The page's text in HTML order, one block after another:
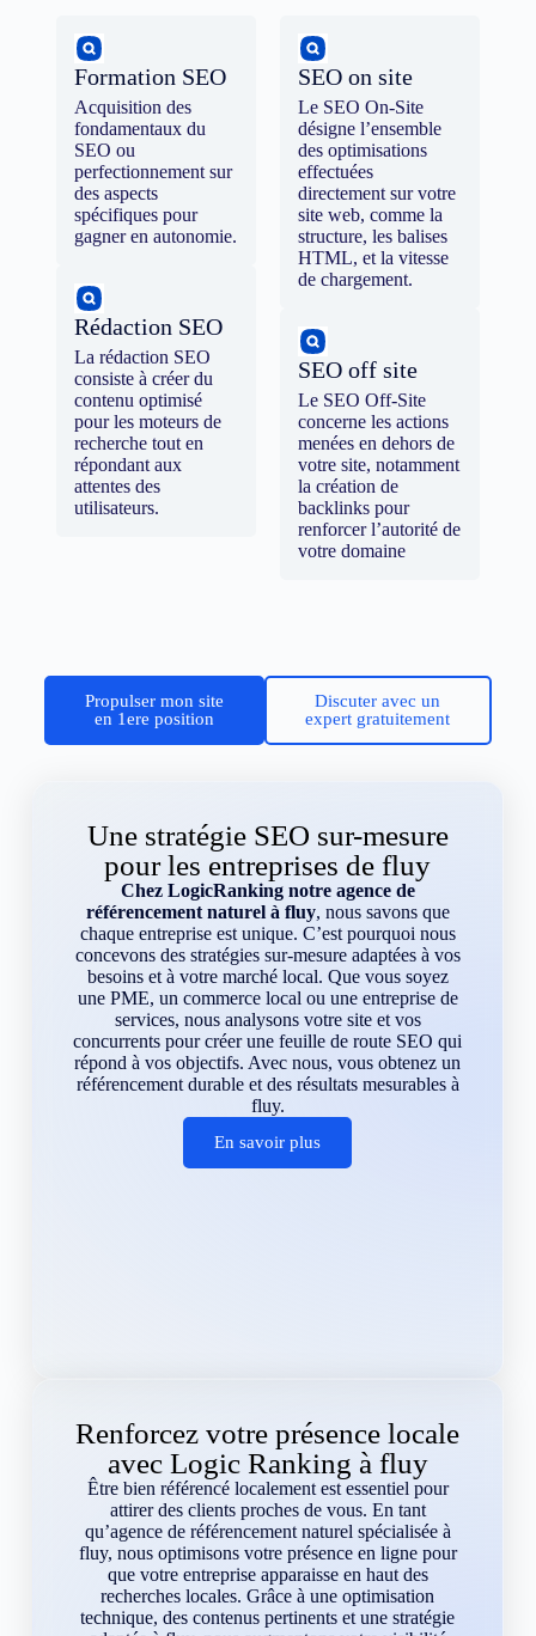
Formation SEO
Acquisition des
fondamentaux du
SEO ou
perfectionnement sur
des aspects
spécifiques pour
gagner en autonomie.
Rédaction SEO
La rédaction SEO
consiste à créer du
contenu optimisé
pour les moteurs de
recherche tout en
répondant aux
attentes des
utilisateurs.
SEO on site
Le SEO On-Site
désigne l’ensemble
des optimisations
effectuées
directement sur votre
site web, comme la
structure, les balises
HTML, et la vitesse
de chargement.
SEO off site
Le SEO Off-Site
concerne les actions
menées en dehors de
votre site, notamment
la création de
backlinks pour
renforcer l’autorité de
votre domaine
Propulser mon site
en 1ere position
Discuter avec un
expert gratuitement
Une stratégie SEO sur-mesure
pour les entreprises de fluy
Chez LogicRanking notre agence de
référencement naturel à fluy, nous savons que
chaque entreprise est unique. C’est pourquoi nous
concevons des stratégies sur-mesure adaptées à vos
besoins et à votre marché local. Que vous soyez
une PME, un commerce local ou une entreprise de
services, nous analysons votre site et vos
concurrents pour créer une feuille de route SEO qui
répond à vos objectifs. Avec nous, vous obtenez un
référencement durable et des résultats mesurables à
fluy.
En savoir plus
Renforcez votre présence locale
avec Logic Ranking à fluy
Être bien référencé localement est essentiel pour
attirer des clients proches de vous. En tant
qu’agence de référencement naturel spécialisée à
fluy, nous optimisons votre présence en ligne pour
que votre entreprise apparaisse en haut des
recherches locales. Grâce à une optimisation
technique, des contenus pertinents et une stratégie